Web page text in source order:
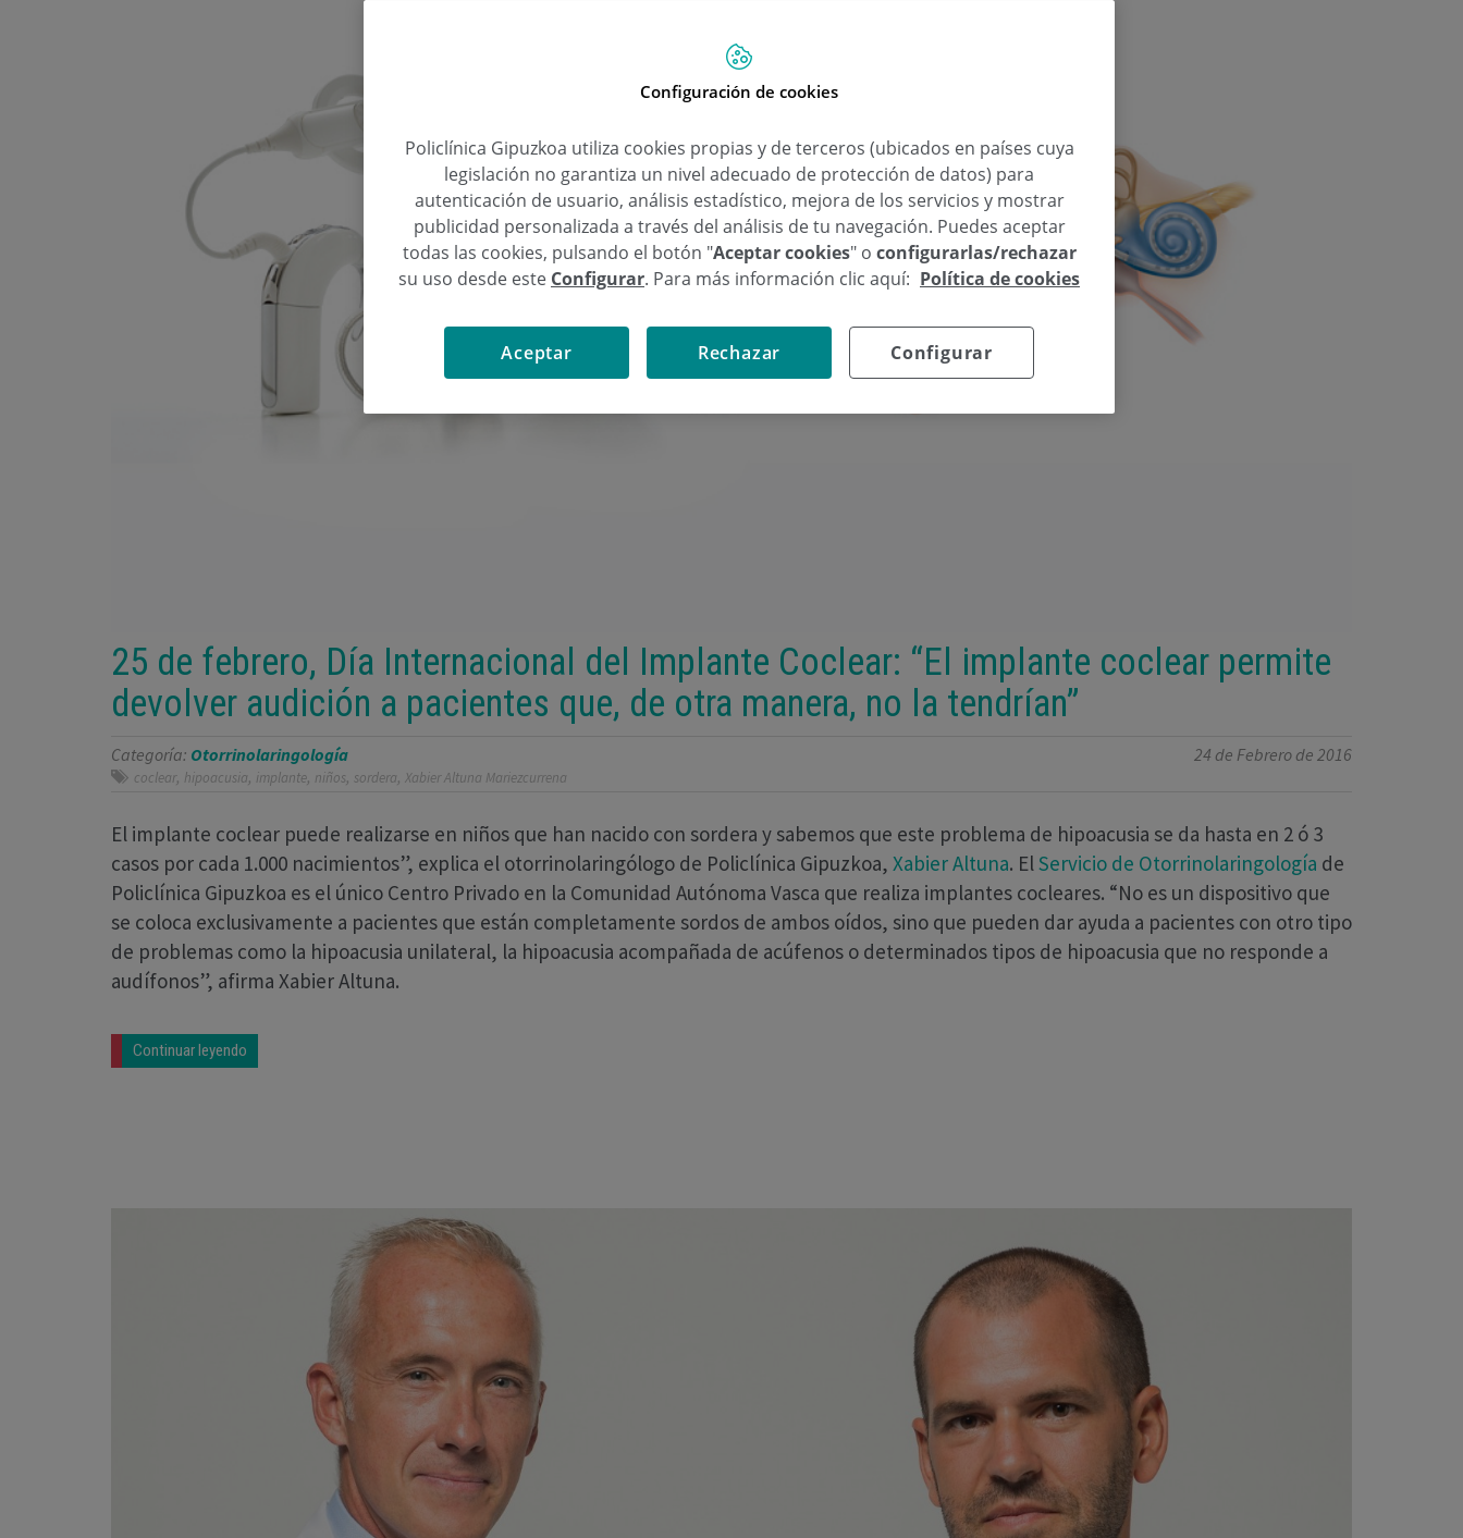
25 de febrero, Día Internacional del Implante Coclear: “El implante coclear permite
devolver audición a pacientes que, de otra manera, no la tendrían”
Categoría: Otorrinolaringología 24 de Febrero de 2016
coclear, hipoacusia, implante, niños, sordera, Xabier Altuna Mariezcurrena
El implante coclear puede realizarse en niños que han nacido con sordera y sabemos que este problema de hipoacusia se da hasta en 2 ó 3
casos por cada 1.000 nacimientos”, explica el otorrinolaringólogo de Policlínica Gipuzkoa, Xabier Altuna. ElServicio de Otorrinolaringología de
Policlínica Gipuzkoa es el único Centro Privado en la Comunidad Autónoma Vasca que realiza implantes cocleares. “No es un dispositivo que
se coloca exclusivamente a pacientes que están completamente sordos de ambos oídos, sino que pueden dar ayuda a pacientes con otro tipo
de problemas como la hipoacusia unilateral, la hipoacusia acompañada de acúfenos o determinados tipos de hipoacusia que no responde a
audífonos”, afirma Xabier Altuna.
Continuar leyendo
Configuración de cookies
Policlínica Gipuzkoa utiliza cookies propias y de terceros (ubicados en países cuya
legislación no garantiza un nivel adecuado de protección de datos) para
autenticación de usuario, análisis estadístico, mejora de los servicios y mostrar
publicidad personalizada a través del análisis de tu navegación. Puedes aceptar
todas las cookies, pulsando el botón "Aceptar cookies" o configurarlas/rechazar
su uso desde este Configurar. Para más información clic aquí: Política de cookies
Configurar
Rechazar
Aceptar